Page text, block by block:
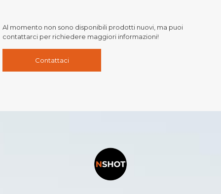
Al momento non sono disponibili prodotti nuovi, ma puoi
contattarci per richiedere maggiori informazioni!
Contattaci